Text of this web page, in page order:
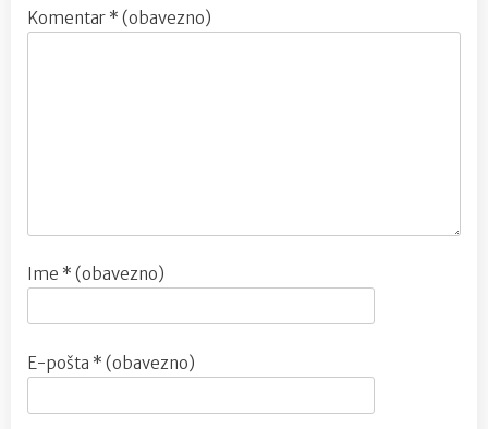
Komentar * (obavezno)
Ime * (obavezno)
E-pošta * (obavezno)